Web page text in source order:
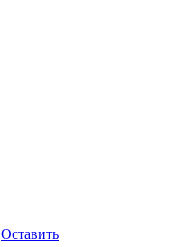
Оставить